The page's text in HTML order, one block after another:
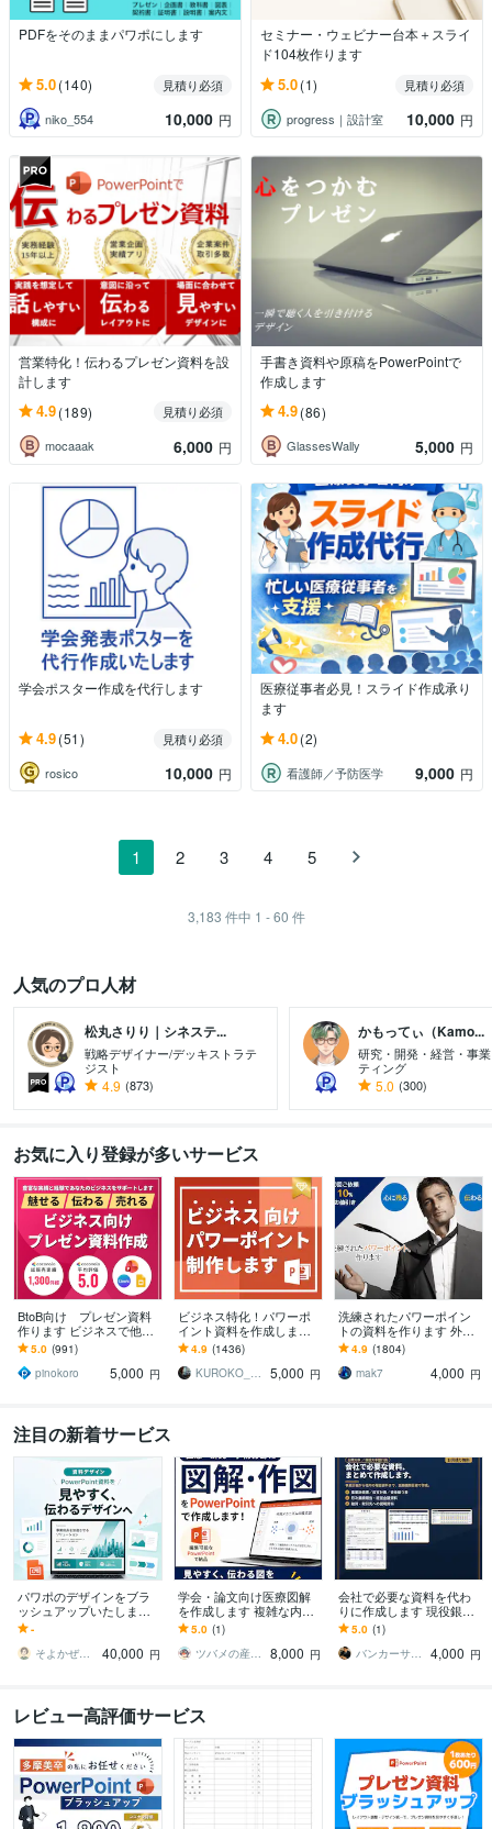
PDFをそのままパワポにします
5.0(140)
見積り必須
niko_554
10,000 円
セミナー・ウェビナー台本＋スライ
ド104枚作ります
5.0(1)
見積り必須
progress｜設計室
10,000 円
営業特化！伝わるプレゼン資料を設
計します
4.9(189)
見積り必須
mocaaak
6,000 円
手書き資料や原稿をPowerPointで
作成します
4.9(86)
GlassesWally 5,000 円
学会ポスター作成を代行します
4.9(51)
見積り必須
rosico
10,000 円
医療従事者必見！スライド作成承り
ます
4.0(2)
看護師／予防医学 9,000 円
1 2 3 4 5
3,183 件中 1 - 60 件
人気のプロ人材
松丸さりり｜シネステ...
戦略デザイナー/デッキストラテ
ジスト
4.9 (873)
かもってぃ（Kamo...
研究・開発・経営・事
ティング
5.0 (300)
お気に入り登録が多いサービス
BtoB向け プレゼン資料
作ります ビジネスで他社
に差を付ける、信頼＆本
物のパワーポイント資料
5.0 (991)
pinokoro
5,000 円
ビジネス特化！パワーポ
イント資料を作成します
元コンサル/現デザイナー
が作成！ビジネス向けパ
ワポ資料
4.9 (1436)
KUROKO_001
5,000 円
洗練されたパワーポイン
トの資料を作ります 外資
系企業のビジネスのプロ
が差がつくパワーポイン
トをご提供！
4.9 (1804)
mak7
4,000 円
注目の新着サービス
パワポのデザインをブラ
ッシュアップいたします
頂いたデータをより見や
すく・魅力的なスライド
に整えます
-
そよかぜの図案室よっしー｜HP・LP制作
40,000 円
学会・論文向け医療図解
を作成します 複雑な内容
を、見やすく・伝わる図
解へ仕上げます。
5.0 (1)
ツバメの産業理学療法士
8,000 円
会社で必要な資料を代わ
りに作成します 現役銀行
員が、事業計画から社内
資料まで金融機関目線で
作成
5.0 (1)
バンカーサポート
4,000 円
レビュー高評価サービス